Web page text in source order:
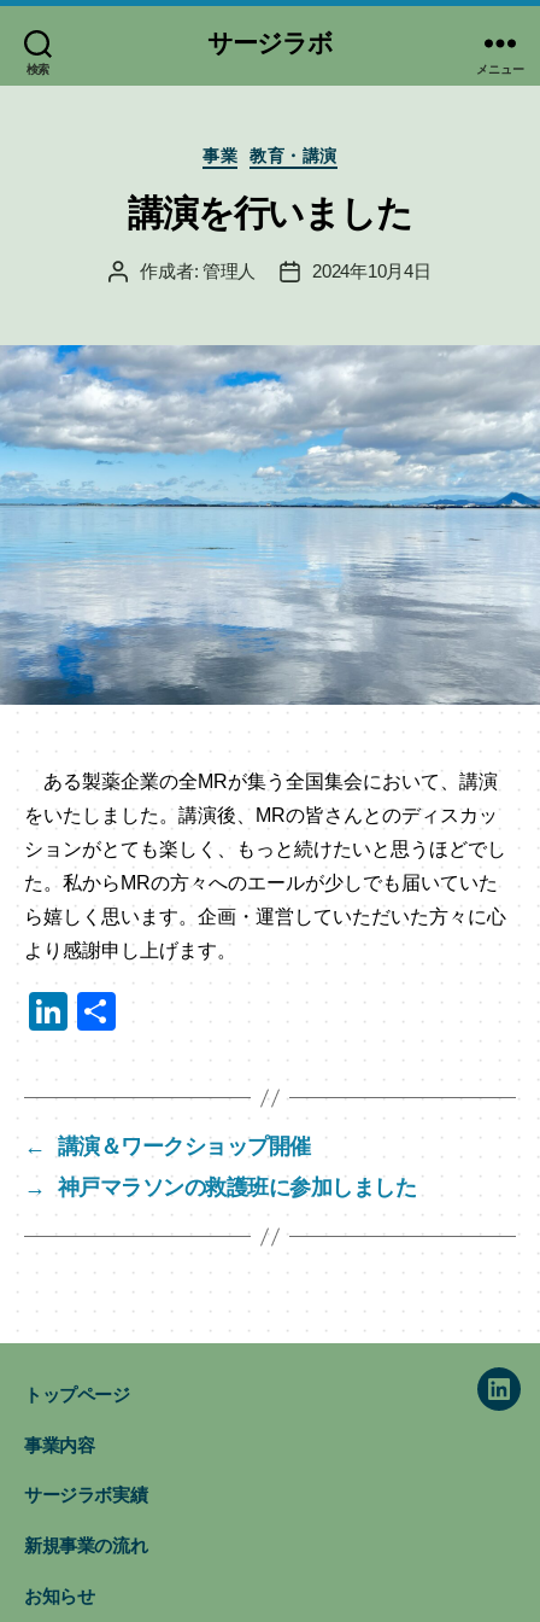
検索
サージラボ
メニュー
カ
テ
ゴ
リ
事業 教育・講演
講演を行いました
投
作成者: 管理人
投
2024年10月4日
ある製薬企業の全MRが集う全国集会において、講演
をいたしました。講演後、MRの皆さんとのディスカッ
ションがとても楽しく、もっと続けたいと思うほどでし
た。私からMRの方々へのエールが少しでも届いていた
ら嬉しく思います。企画・運営していただいた方々に心
より感謝申し上げます。
Li
n
k
e
dI
n
共
有
←
講演＆ワークショップ開催
→
神戸マラソンの救護班に参加しました
トップページ
事業内容
サージラボ実績
新規事業の流れ
お知らせ